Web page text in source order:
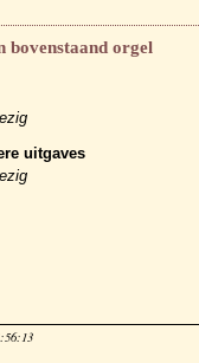
bovenstaand orgel
uitgaves